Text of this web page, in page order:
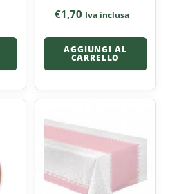
€1,70 Iva inclusa
AGGIUNGI AL
CARRELLO